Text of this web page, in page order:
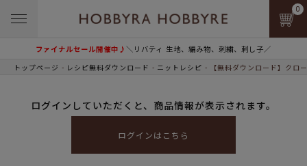
ファイナルセール開催中♪＼リバティ 生地、編み物、刺繍、刺し子／
0
トップページ レシピ無料ダウンロード ニットレシピ 【無料ダウンロード】クロ
ログインしていただくと、商品情報が表示されます。
ログインはこちら